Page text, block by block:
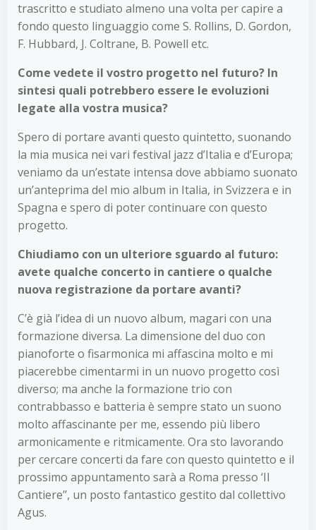
trascritto e studiato almeno una volta per capire a
fondo questo linguaggio come S. Rollins, D. Gordon,
F. Hubbard, J. Coltrane, B. Powell etc.
Come vedete il vostro progetto nel futuro? In
sintesi quali potrebbero essere le evoluzioni
legate alla vostra musica?
Spero di portare avanti questo quintetto, suonando
la mia musica nei vari festival jazz d’Italia e d’Europa;
veniamo da un’estate intensa dove abbiamo suonato
un’anteprima del mio album in Italia, in Svizzera e in
Spagna e spero di poter continuare con questo
progetto.
Chiudiamo con un ulteriore sguardo al futuro:
avete qualche concerto in cantiere o qualche
nuova registrazione da portare avanti?
C’è già l’idea di un nuovo album, magari con una
formazione diversa. La dimensione del duo con
pianoforte o fisarmonica mi affascina molto e mi
piacerebbe cimentarmi in un nuovo progetto così
diverso; ma anche la formazione trio con
contrabbasso e batteria è sempre stato un suono
molto affascinante per me, essendo più libero
armonicamente e ritmicamente. Ora sto lavorando
per cercare concerti da fare con questo quintetto e il
prossimo appuntamento sarà a Roma presso ‘Il
Cantiere’’, un posto fantastico gestito dal collettivo
Agus.